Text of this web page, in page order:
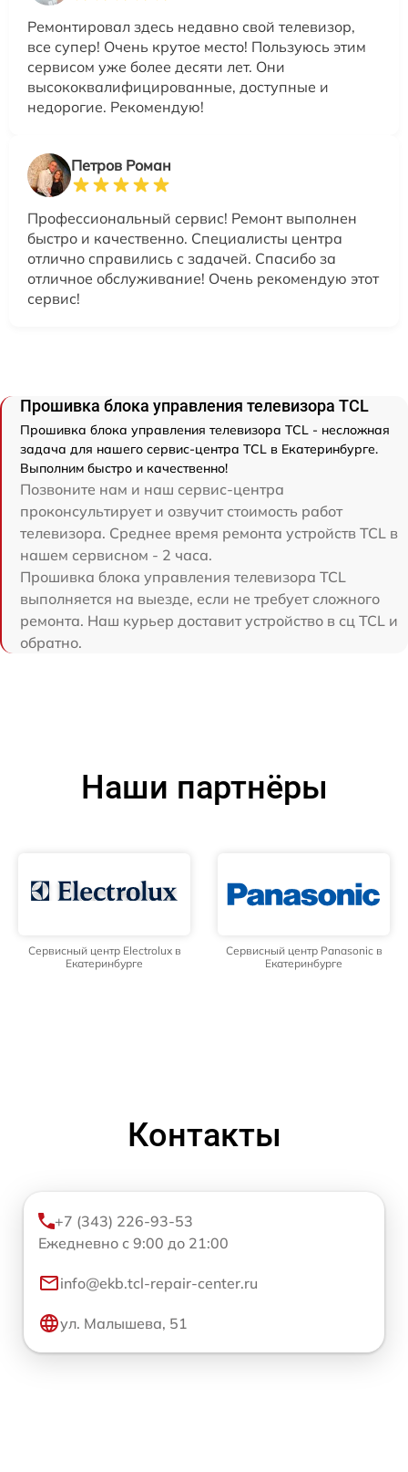
Ремонтировал здесь недавно свой телевизор,
все супер! Очень крутое место! Пользуюсь этим
сервисом уже более десяти лет. Они
высококвалифицированные, доступные и
недорогие. Рекомендую!
Петров Роман
Профессиональный сервис! Ремонт выполнен
быстро и качественно. Специалисты центра
отлично справились с задачей. Спасибо за
отличное обслуживание! Очень рекомендую этот
сервис!
Прошивка блока управления телевизора TCL
Прошивка блока управления телевизора TCL - несложная
задача для нашего сервис-центра TCL в Екатеринбурге.
Выполним быстро и качественно!
Позвоните нам и наш сервис-центра
проконсультирует и озвучит стоимость работ
телевизора. Среднее время ремонта устройств TCL в
нашем сервисном - 2 часа.
Прошивка блока управления телевизора TCL
выполняется на выезде, если не требует сложного
ремонта. Наш курьер доставит устройство в сц TCL и
обратно.
Наши партнёры
Сервисный центр Electrolux в
Екатеринбурге
Сервисный центр Panasonic в
Екатеринбурге
Контакты
+7 (343) 226-93-53
Ежедневно с 9:00 до 21:00
info@ekb.tcl-repair-center.ru
ул. Малышева, 51